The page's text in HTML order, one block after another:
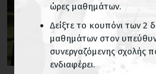
ώρες μαθημάτων.
Δείξτε το κουπόνι των 2
μαθημάτων στον
συνεργαζόμενης σχολής
ενδιαφέρει.